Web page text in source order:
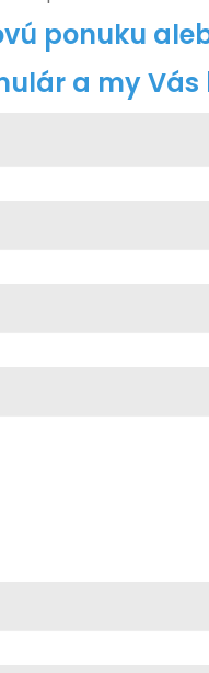
ponuku
a my